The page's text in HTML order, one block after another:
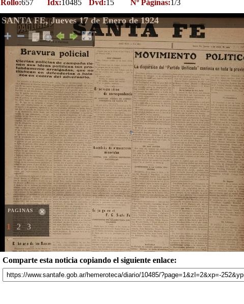
Rollo:657 Idx:10485 Dvd:15 Nº Páginas:1/3
SANTA FE, Jueves 17 de Enero de 1924
PAGINAS
1 2 3
Comparte esta noticia copiando el siguiente enlace: